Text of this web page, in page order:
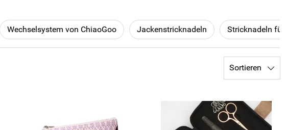
Wechselsystem von ChiaoGoo Jackenstricknadeln Stricknadeln für
Sortieren